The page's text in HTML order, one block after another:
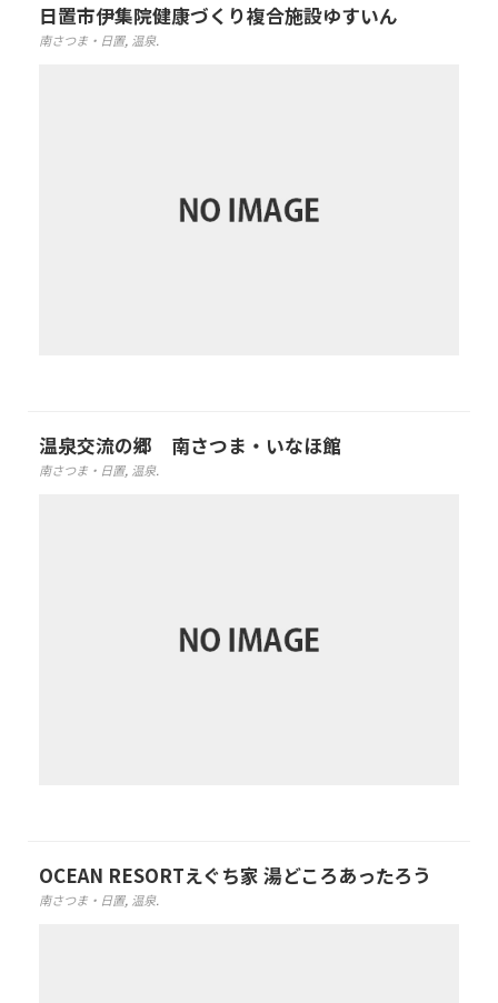
日置市伊集院健康づくり複合施設ゆすいん
南さつま・日置, 温泉.
温泉交流の郷 南さつま・いなほ館
南さつま・日置, 温泉.
OCEAN RESORTえぐち家 湯どころあったろう
南さつま・日置, 温泉.